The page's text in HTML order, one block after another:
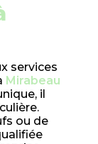
Mirabeau
il
ou de